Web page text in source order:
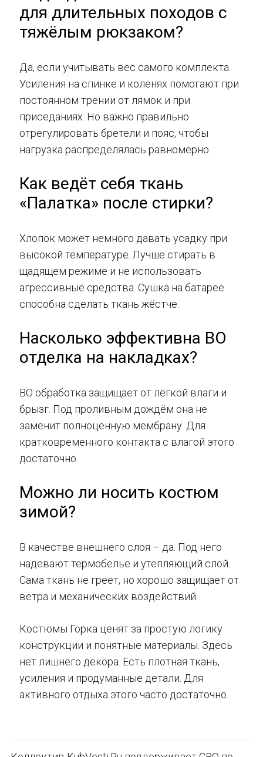
для длительных походов с
тяжёлым рюкзаком?
Да, если учитывать вес самого комплекта.
Усиления на спинке и коленях помогают при
постоянном трении от лямок и при
приседаниях. Но важно правильно
отрегулировать бретели и пояс, чтобы
нагрузка распределялась равномерно.
Как ведёт себя ткань
«Палатка» после стирки?
Хлопок может немного давать усадку при
высокой температуре. Лучше стирать в
щадящем режиме и не использовать
агрессивные средства. Сушка на батарее
способна сделать ткань жёстче.
Насколько эффективна ВО
отделка на накладках?
ВО обработка защищает от лёгкой влаги и
брызг. Под проливным дождём она не
заменит полноценную мембрану. Для
кратковременного контакта с влагой этого
достаточно.
Можно ли носить костюм
зимой?
В качестве внешнего слоя – да. Под него
надевают термобельё и утепляющий слой.
Сама ткань не греет, но хорошо защищает от
ветра и механических воздействий.
Костюмы Горка ценят за простую логику
конструкции и понятные материалы. Здесь
нет лишнего декора. Есть плотная ткань,
усиления и продуманные детали. Для
активного отдыха этого часто достаточно.